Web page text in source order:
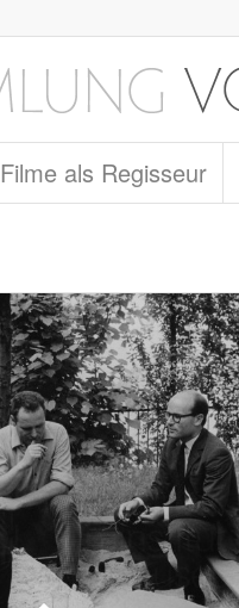
Filme als Regisseur